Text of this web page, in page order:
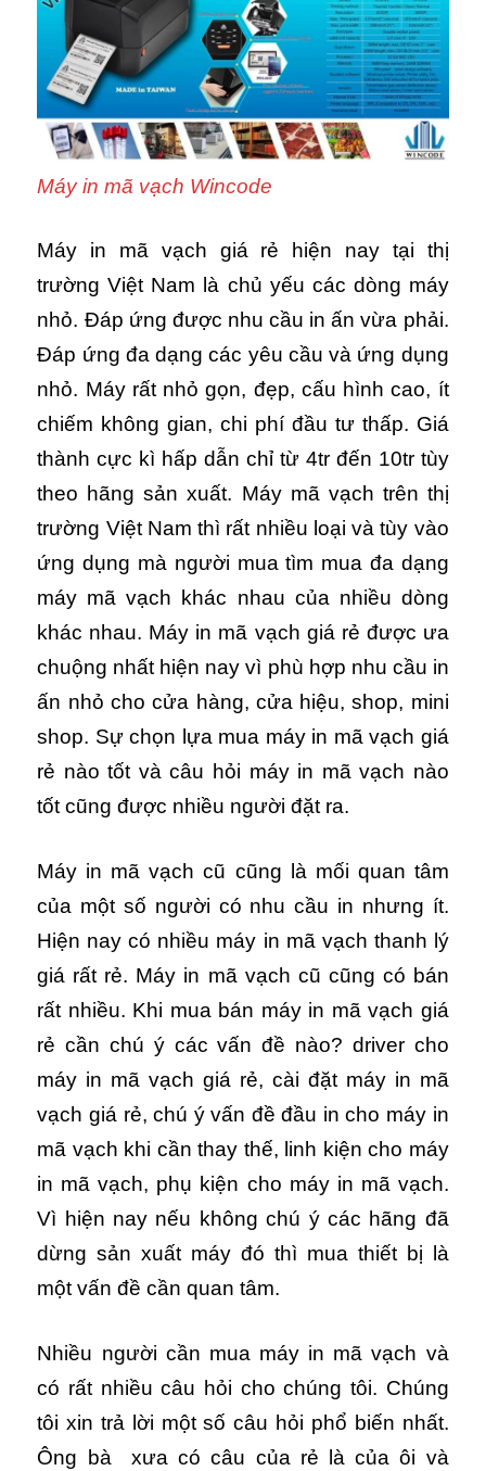
Máy in mã vạch Wincode
Máy in mã vạch giá rẻ hiện nay tại thị
trường Việt Nam là chủ yếu các dòng máy
nhỏ. Đáp ứng được nhu cầu in ấn vừa phải.
Đáp ứng đa dạng các yêu cầu và ứng dụng
nhỏ. Máy rất nhỏ gọn, đẹp, cấu hình cao, ít
chiếm không gian, chi phí đầu tư thấp. Giá
thành cực kì hấp dẫn chỉ từ 4tr đến 10tr tùy
theo hãng sản xuất. Máy mã vạch trên thị
trường Việt Nam thì rất nhiều loại và tùy vào
ứng dụng mà người mua tìm mua đa dạng
máy mã vạch khác nhau của nhiều dòng
khác nhau. Máy in mã vạch giá rẻ được ưa
chuộng nhất hiện nay vì phù hợp nhu cầu in
ấn nhỏ cho cửa hàng, cửa hiệu, shop, mini
shop. Sự chọn lựa mua máy in mã vạch giá
rẻ nào tốt và câu hỏi máy in mã vạch nào
tốt cũng được nhiều người đặt ra.
Máy in mã vạch cũ cũng là mối quan tâm
của một số người có nhu cầu in nhưng ít.
Hiện nay có nhiều máy in mã vạch thanh lý
giá rất rẻ. Máy in mã vạch cũ cũng có bán
rất nhiều. Khi mua bán máy in mã vạch giá
rẻ cần chú ý các vấn đề nào? driver cho
máy in mã vạch giá rẻ, cài đặt máy in mã
vạch giá rẻ, chú ý vấn đề đầu in cho máy in
mã vạch khi cần thay thế, linh kiện cho máy
in mã vạch, phụ kiện cho máy in mã vạch.
Vì hiện nay nếu không chú ý các hãng đã
dừng sản xuất máy đó thì mua thiết bị là
một vấn đề cần quan tâm.
Nhiều người cần mua máy in mã vạch và
có rất nhiều câu hỏi cho chúng tôi. Chúng
tôi xin trả lời một số câu hỏi phổ biến nhất.
Ông bà xưa có câu của rẻ là của ôi và